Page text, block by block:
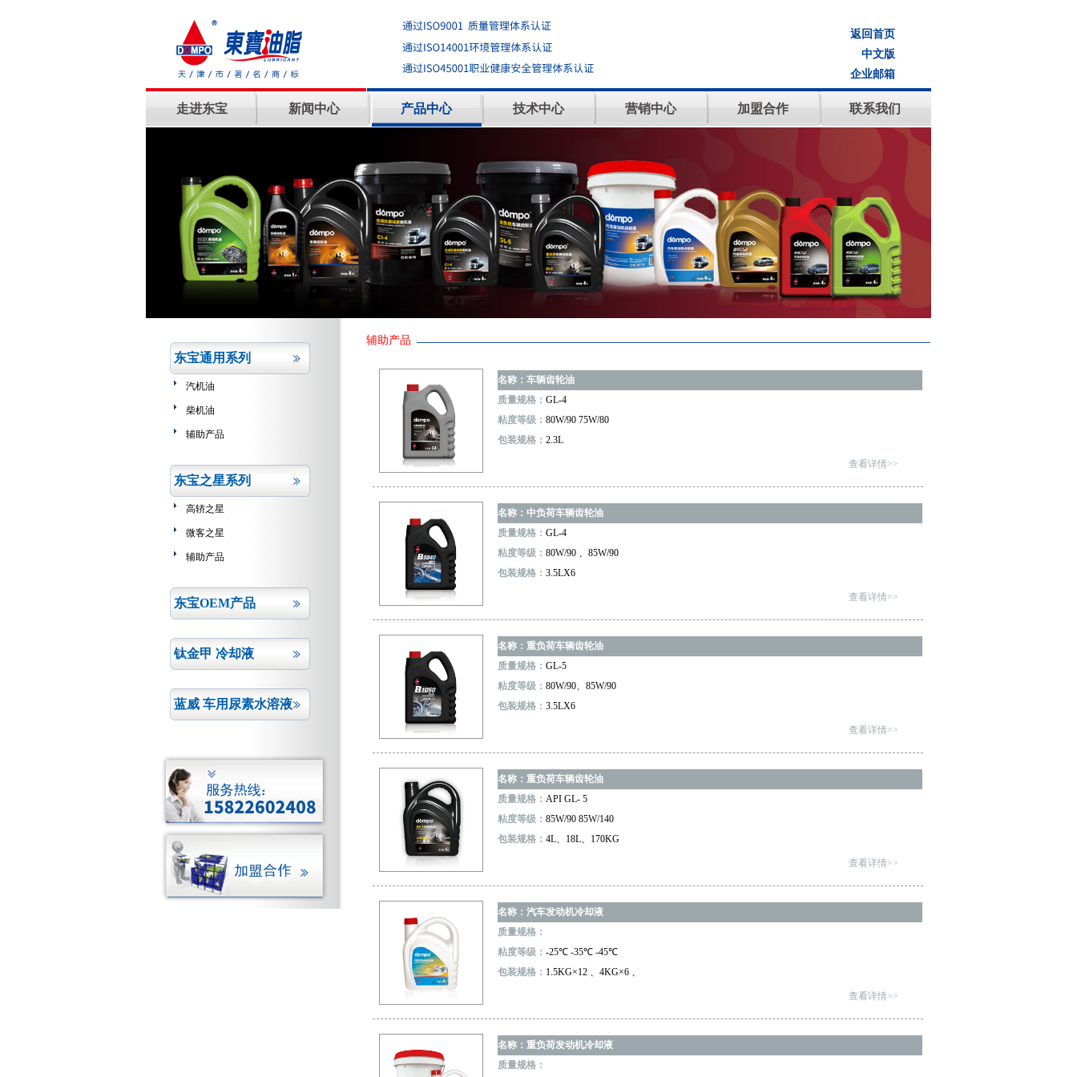
返回首页
中文版
企业邮箱
走进东宝 新闻中心 产品中心 技术中心 营销中心 加盟合作 联系我们
东宝通用系列
汽机油
柴机油
辅助产品
东宝之星系列
高轿之星
微客之星
辅助产品
东宝OEM产品
钛金甲 冷却液
蓝威 车用尿素水溶液
辅助产品
名称：车辆齿轮油
质量规格： GL-4
粘度等级： 80W/90 75W/80
包装规格： 2.3L
查看详情>>
名称：中负荷车辆齿轮油
质量规格： GL-4
粘度等级： 80W/90 、85W/90
包装规格： 3.5LX6
查看详情>>
名称：重负荷车辆齿轮油
质量规格： GL-5
粘度等级： 80W/90、85W/90
包装规格： 3.5LX6
查看详情>>
名称：重负荷车辆齿轮油
质量规格： API GL- 5
粘度等级： 85W/90 85W/140
包装规格： 4L、18L、170KG
查看详情>>
名称：汽车发动机冷却液
质量规格：
粘度等级： -25℃ -35℃ -45℃
包装规格： 1.5KG×12 、4KG×6 、
查看详情>>
名称：重负荷发动机冷却液
质量规格：